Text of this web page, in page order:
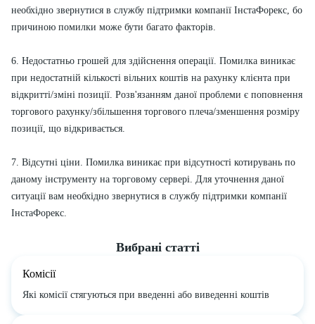
необхідно звернутися в службу підтримки компанії ІнстаФорекс, бо
причиною помилки може бути багато факторів.
6. Недостатньо грошей для здійснення операції. Помилка виникає
при недостатній кількості вільних коштів на рахунку клієнта при
відкритті/зміні позиції. Розв'язанням даної проблеми є поповнення
торгового рахунку/збільшення торгового плеча/зменшення розміру
позиції, що відкривається.
7. Відсутні ціни. Помилка виникає при відсутності котирувань по
даному інструменту на торговому сервері. Для уточнення даної
ситуації вам необхідно звернутися в службу підтримки компанії
ІнстаФорекс.
Вибрані статті
Комісії
Які комісії стягуються при введенні або виведенні коштів